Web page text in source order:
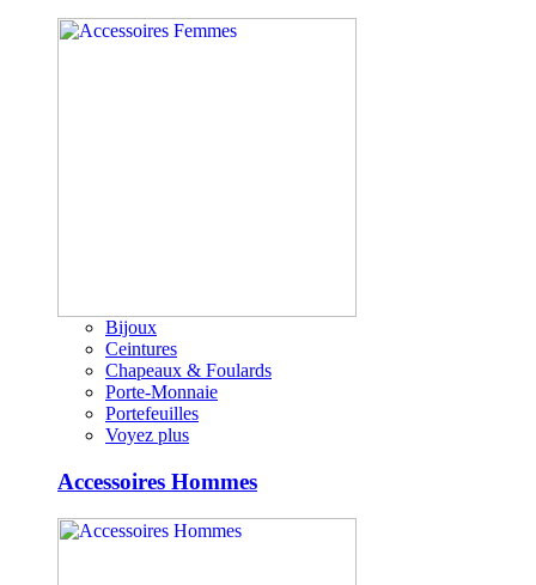
Bijoux
Ceintures
Chapeaux & Foulards
Porte-Monnaie
Portefeuilles
Voyez plus
Accessoires Hommes